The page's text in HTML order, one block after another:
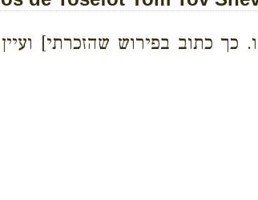
כך כתוב בפירוש שהזכרתי]